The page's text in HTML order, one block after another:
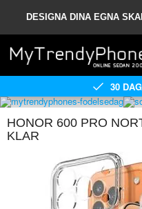
DESIGNA DINA EGNA
30
HONOR 600 PRO
KLAR